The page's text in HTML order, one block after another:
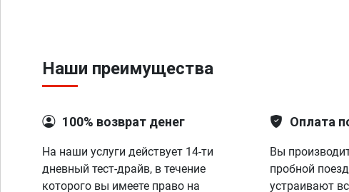
Наши преимущества
100% возврат денег
На наши услуги действует 14-ти
дневный тест-драйв, в течение
которого вы имеете право на
Оплата
Вы
пробной
устраивают